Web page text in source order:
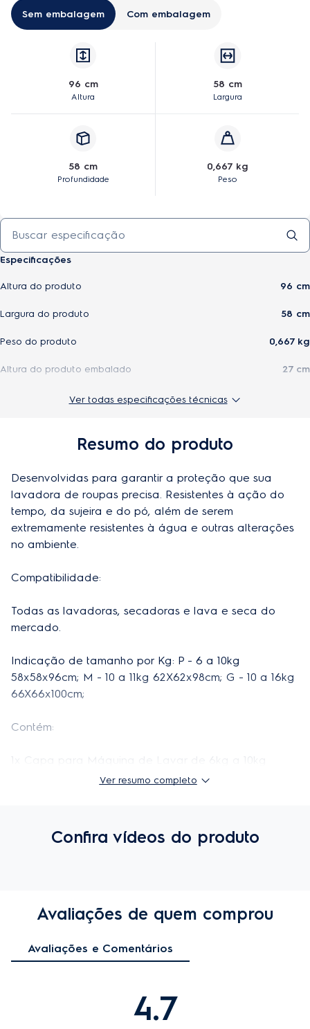
Sem embalagem Com embalagem
96 cm
Altura
58 cm
Largura
58 cm
Profundidade
0,667 kg
Peso
Especificações
Altura do produto 96 cm
Largura do produto 58 cm
Peso do produto 0,667 kg
Altura do produto embalado 27 cm
Profundidade do produto
Profundidade do produto embalado
Cor
Material Tecido impermeável Flanelado
Modelo 41036667
Ver todas especificações técnicas
Resumo do produto
Desenvolvidas para garantir a proteção que sua
lavadora de roupas precisa. Resistentes à ação do
tempo, da sujeira e do pó, além de serem
extremamente resistentes à água e outras alterações
no ambiente.
Compatibilidade:
Todas as lavadoras, secadoras e lava e seca do
mercado.
Indicação de tamanho por Kg: P - 6 a 10kg
58x58x96cm; M - 10 a 11kg 62X62x98cm; G - 10 a 16kg
66X66x100cm;
Contém:
1x Capa para Máquina de Lavar de 6kg a 10kg
cloreto de vinila
Aplicação:
P - 6 a 10kg 58x58x96cm (LXPXA) M - 10 a 11kg 62X62x98cm
Ver resumo completo
Confira vídeos do produto
Avaliações de quem comprou
Avaliações e Comentários
4.7